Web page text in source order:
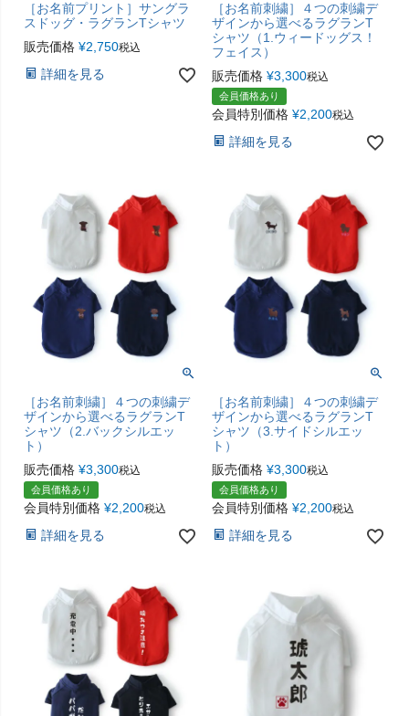
［お名前プリント］サングラ
スドッグ・ラグランTシャツ
販売価格 ¥2,750税込
詳細を見る
［お名前刺繍］４つの刺繍デ
ザインから選べるラグランT
シャツ（1.ウィードッグス！
フェイス）
販売価格 ¥3,300税込
会員価格あり
会員特別価格 ¥2,200税込
詳細を見る
［お名前刺繍］４つの刺繍デ
ザインから選べるラグランT
シャツ（2.バックシルエッ
ト）
販売価格 ¥3,300税込
会員価格あり
会員特別価格 ¥2,200税込
詳細を見る
［お名前刺繍］４つの刺繍デ
ザインから選べるラグランT
シャツ（3.サイドシルエッ
ト）
販売価格 ¥3,300税込
会員価格あり
会員特別価格 ¥2,200税込
詳細を見る